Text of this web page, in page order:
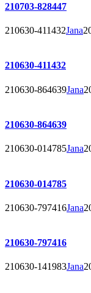
210703-828447
210630-411432Jana
210630-411432
210630-864639Jana
210630-864639
210630-014785Jana
210630-014785
210630-797416Jana
210630-797416
210630-141983Jana